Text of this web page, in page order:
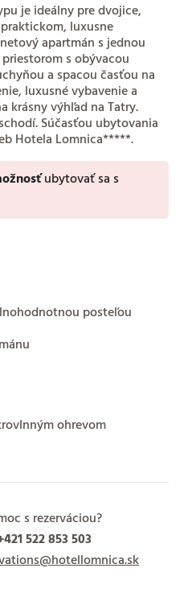
je ideálny pre dvojice,
luxusne
apartmán s jednou
s obývacou
a spacou časťou na
luxusné vybavenie a
krásny výhľad na Tatry.
Súčasťou ubytovania
Hotela Lomnica*****.
ubytovať sa s
posteľou
ohrevom
s rezerváciou?
522 853 503